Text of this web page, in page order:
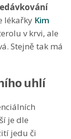
lékařky Kim
v krvi, ale
Stejně tak má
uhlí
je dle
jedu či